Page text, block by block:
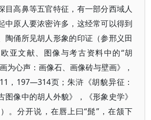
目高鼻等五官特征，有一部分西域人
中原人要浓密许多，这经常可以得到
陶俑所见胡人形象的印证（参邢义田
欧亚文献、图像与考古资料中的“胡
为心声：画像石、画像砖与壁画》，
，197—314页；朱浒《胡貌异征：
图像中的胡人外貌》，《形象史学》
。分开说，在唇上曰“髭”，在颔下